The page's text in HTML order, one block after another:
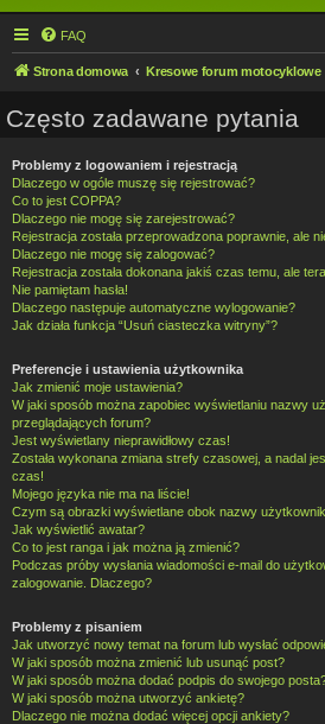
FAQ
Strona domowa Kresowe forum motocyklowe
Często zadawane pytania
Problemy z logowaniem i rejestracją
Dlaczego w ogóle muszę się rejestrować?
Co to jest COPPA?
Dlaczego nie mogę się zarejestrować?
Rejestracja została przeprowadzona poprawnie, ale
Dlaczego nie mogę się zalogować?
Rejestracja została dokonana jakiś czas temu, ale
Nie pamiętam hasła!
Dlaczego następuje automatyczne wylogowanie?
Jak działa funkcja “Usuń ciasteczka witryny”?
Preferencje i ustawienia użytkownika
Jak zmienić moje ustawienia?
W jaki sposób można zapobiec wyświetlaniu nazwy
przeglądających forum?
Jest wyświetlany nieprawidłowy czas!
Została wykonana zmiana strefy czasowej, a nadal
czas!
Mojego języka nie ma na liście!
Czym są obrazki wyświetlane obok nazwy
Jak wyświetlić awatar?
Co to jest ranga i jak można ją zmienić?
Podczas próby wysłania wiadomości e-mail do
zalogowanie. Dlaczego?
Problemy z pisaniem
Jak utworzyć nowy temat na forum lub wysłać
W jaki sposób można zmienić lub usunąć post?
W jaki sposób można dodać podpis do swojego
W jaki sposób można utworzyć ankietę?
Dlaczego nie można dodać więcej opcji ankiety?